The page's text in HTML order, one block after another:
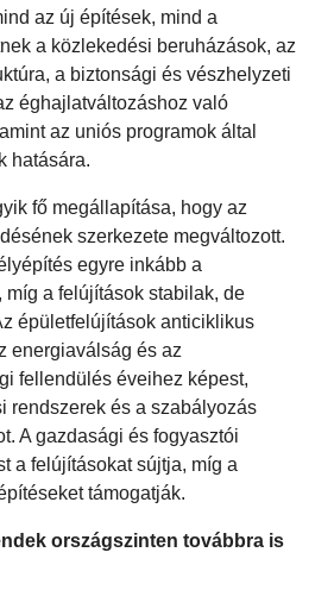
az új építések, mind a
a közlekedési beruházások, az
a biztonsági és vészhelyzeti
éghajlatváltozáshoz való
az uniós programok által
hatására.
fő megállapítása, hogy az
szerkezete megváltozott.
egyre inkább a
míg a felújítások stabilak, de
épületfelújítások anticiklikus
energiaválság és az
fellendülés éveihez képest,
rendszerek és a szabályozás
A gazdasági és fogyasztói
a felújításokat sújtja, míg a
támogatják.
országszinten továbbra is